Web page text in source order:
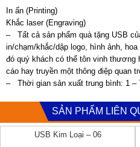
In ấn (Printing)
Khắc laser (Engraving)
– Tất cả sản phẩm quà tặng USB
in/chạm/khắc/dập logo, hình ảnh,
đó quý khách có thể tôn vinh thương
cáo hay truyền một thông điệp quan
– Thời gian sản xuất trung bình: 1 –
SẢN PHẨM LIÊN
USB Kim Loại – 06